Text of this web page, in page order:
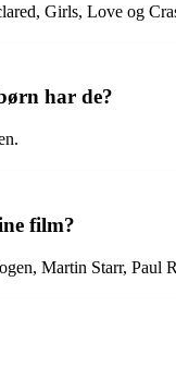
Girls, Love og
har de?
film?
Martin Starr,